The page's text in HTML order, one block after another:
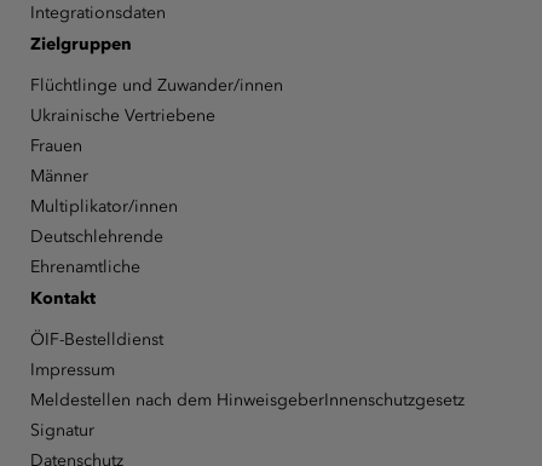
Integrationsdaten
Zielgruppen
Flüchtlinge und Zuwander/innen
Ukrainische Vertriebene
Frauen
Männer
Multiplikator/innen
Deutschlehrende
Ehrenamtliche
Kontakt
ÖIF-Bestelldienst
Impressum
Meldestellen nach dem HinweisgeberInnenschutzgesetz
Signatur
Datenschutz